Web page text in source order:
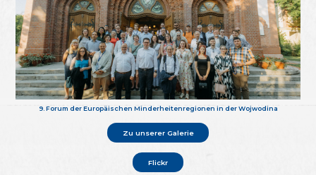
9. Forum der Europäischen Minderheitenregionen in der Wojwodina
Zu unserer Galerie
Flickr